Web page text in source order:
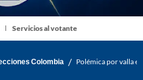
Servicios al votante
Colombia / Polémica por valla